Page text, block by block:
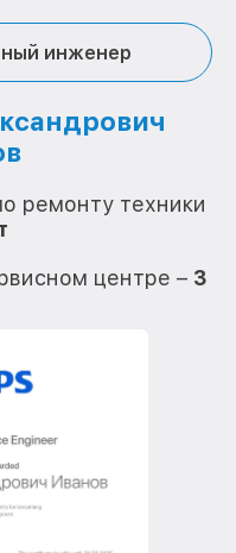
инженер
ремонту техники
центре – 3